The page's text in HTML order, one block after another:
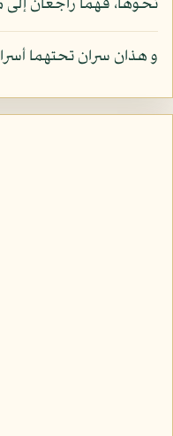
نحوها، فهما راجعان
و هذان سران تحتهما